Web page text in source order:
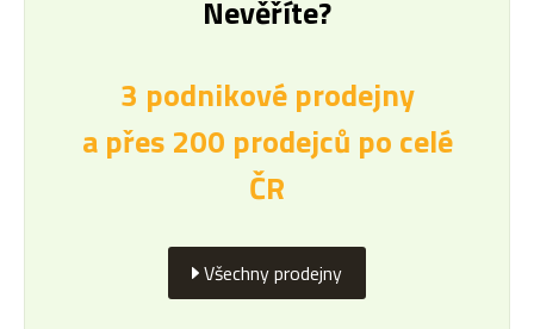
Nevěříte?
3 podnikové prodejny
a přes 200 prodejců po celé
ČR
Všechny prodejny